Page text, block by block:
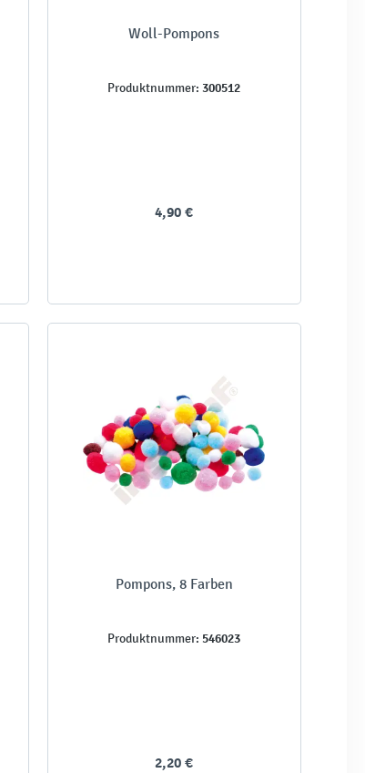
Woll-Pompons
Produktnummer: 300512
4,90 €
Pompons, 8 Farben
Produktnummer: 546023
2,20 €